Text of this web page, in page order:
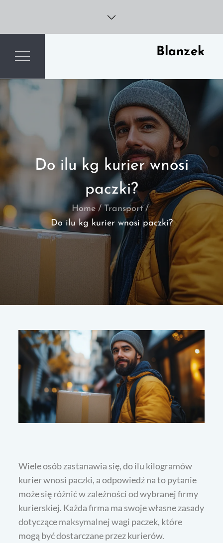
content
Blanzek
Do ilu kg kurier wnosi
paczki?
Home
Transport
Do ilu kg kurier wnosi paczki?
Wiele osób zastanawia się, do ilu kilogramów
kurier wnosi paczki, a odpowiedź na to pytanie
może się różnić w zależności od wybranej firmy
kurierskiej. Każda firma ma swoje własne zasady
dotyczące maksymalnej wagi paczek, które
mogą być dostarczane przez kurierów.